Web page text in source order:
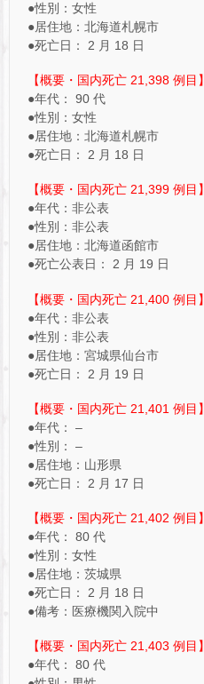
●性別：女性
●居住地：北海道札幌市
●死亡日： 2 月 18 日
【概要・国内死亡 21,398 例目】
●年代： 90 代
●性別：女性
●居住地：北海道札幌市
●死亡日： 2 月 18 日
【概要・国内死亡 21,399 例目】
●年代：非公表
●性別：非公表
●居住地：北海道函館市
●死亡公表日： 2 月 19 日
【概要・国内死亡 21,400 例目】
●年代：非公表
●性別：非公表
●居住地：宮城県仙台市
●死亡日： 2 月 19 日
【概要・国内死亡 21,401 例目】
●年代： –
●性別： –
●居住地：山形県
●死亡日： 2 月 17 日
【概要・国内死亡 21,402 例目】
●年代： 80 代
●性別：女性
●居住地：茨城県
●死亡日： 2 月 18 日
●備考：医療機関入院中
【概要・国内死亡 21,403 例目】
●年代： 80 代